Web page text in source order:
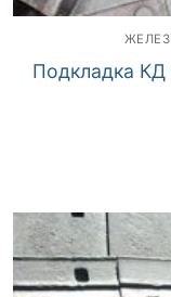
Подкладка КД